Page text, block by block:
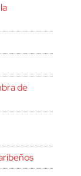
de